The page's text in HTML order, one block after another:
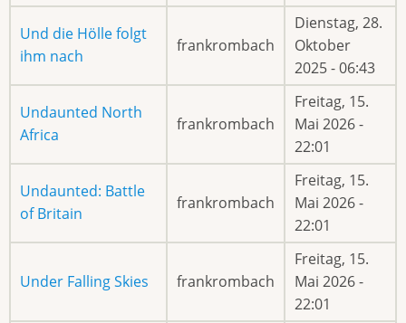
Und die Hölle folgt
ihm nach
frankrombach
Dienstag, 28.
Oktober
2025 - 06:43
Undaunted North
Africa
frankrombach
Freitag, 15.
Mai 2026 -
22:01
Undaunted: Battle
of Britain
frankrombach
Freitag, 15.
Mai 2026 -
22:01
Under Falling Skies frankrombach
Freitag, 15.
Mai 2026 -
22:01